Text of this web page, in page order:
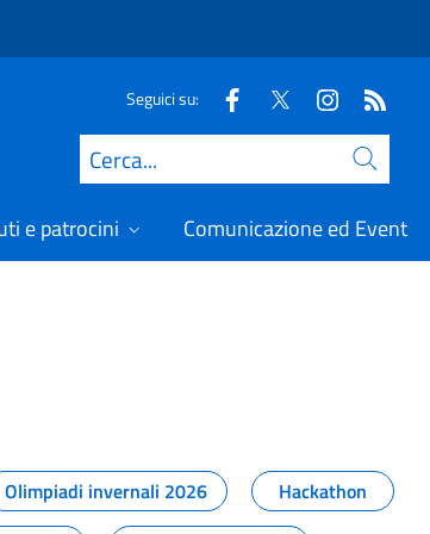
Seguici su:
Cerca
e patrocini Comunicazione ed Eventi
Olimpiadi invernali 2026
Hackathon